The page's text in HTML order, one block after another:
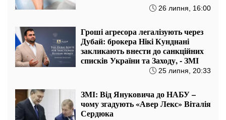
26 липня, 16:00
Гроші агресора легалізують через
Дубай: брокера Нікі Кунднані
закликають внести до санкційних
списків України та Заходу, - ЗМІ
25 липня, 20:33
ЗМІ: Від Януковича до НАБУ –
чому згадують «Авер Лекс» Віталія
Сердюка